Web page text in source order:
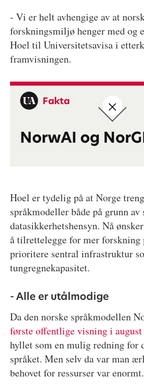
- Vi er helt avhengige av at
forskningsmiljø henger med og
Hoel til Universitetsavisa i
framvisningen.
Fakta
NorwAI og
Hoel er tydelig på at Norge
språkmodeller både på grunn
datasikkerhetshensyn. Nå
å tilrettelegge for mer forskning
prioritere sentral infrastruktur
tungregnekapasitet.
- Alle er utålmodige
Da den norske språkmodellen
første offentlige visning i august
hyllet som en mulig redning for
språket. Men selv da var man
behovet for ressurser var enormt.